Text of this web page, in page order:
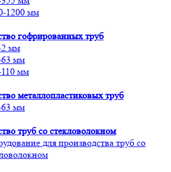
1200 мм
гофрированных труб
мм
мм
мм
металлопластиковых труб
мм
труб со стекловолокном
для производства труб со